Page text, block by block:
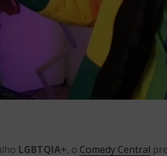
LGBTQIA+, o Comedy Central